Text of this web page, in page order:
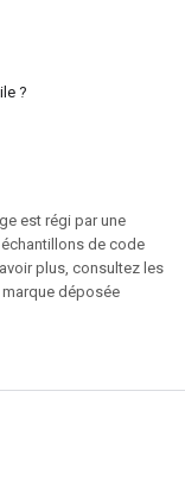
?
est régi par une
échantillons de code
plus, consultez les
marque déposée